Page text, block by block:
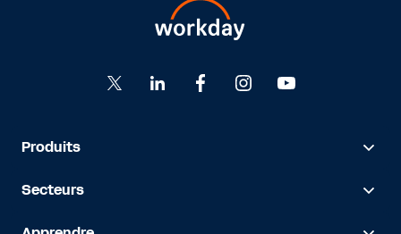
Produits
Secteurs